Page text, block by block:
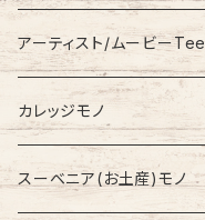
Knit/Sweater
Jacket
Nylon Jacket
Columbia
NAUTICA
NIKE
アーティスト/ムービーTee
カレッジモノ
スーベニア(お土産)モノ